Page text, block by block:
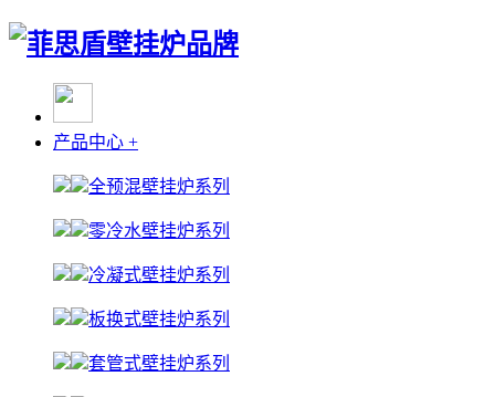
产品中心 +
全预混壁挂炉系列
零冷水壁挂炉系列
冷凝式壁挂炉系列
板换式壁挂炉系列
套管式壁挂炉系列